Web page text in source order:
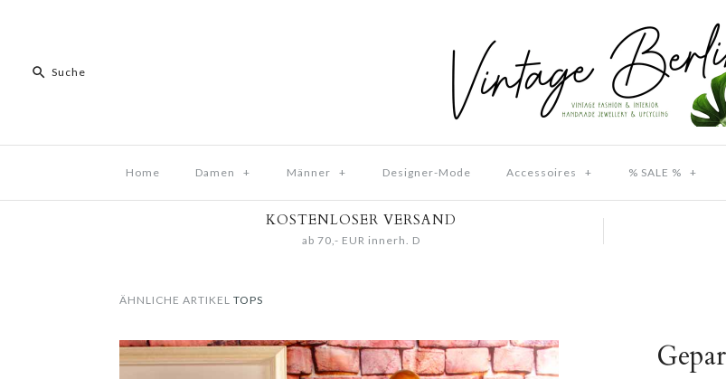
Home Damen + Männer + Designer-Mode Accessoires + % SALE % +
KOSTENLOSER VERSAND
ab 70,- EUR innerh. D
ÄHNLICHE ARTIKEL TOPS